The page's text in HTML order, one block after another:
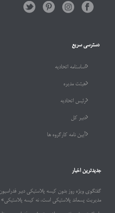
دسترسی سریع
اساسنامه اتحادیه
هیئت مدیره
رئیس اتحادیه
دبیر کل
آیین نامه کارگروه ها
جدیدترین اخبار
گفتگوی ویژه روز بدون کیسه پلاستیکی دبیر
مدیریت پسماند پلاستیکی است، نه کیسه پلاستیکی»